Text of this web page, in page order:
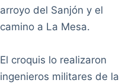
arroyo del Sanjón y el
camino a La Mesa.
El croquis lo realizaron
ingenieros militares de la